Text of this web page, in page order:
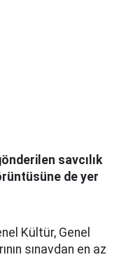
savcılık
de yer
Kültür, Genel
sınavdan en az